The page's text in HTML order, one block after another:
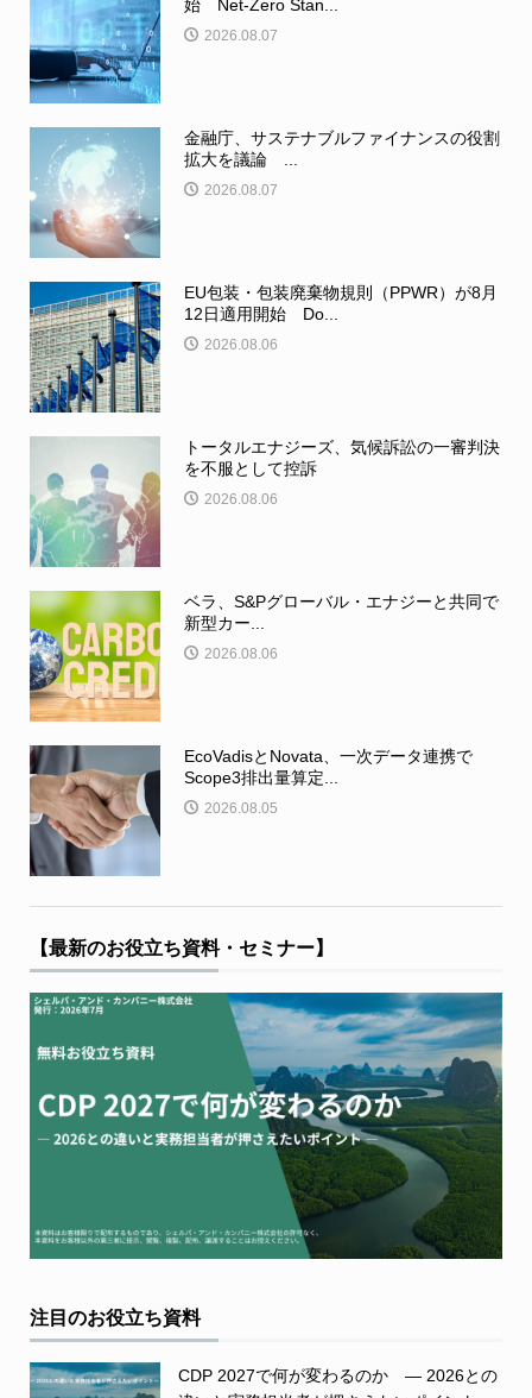
始 Net-Zero Stan...
2026.08.07
金融庁、サステナブルファイナンスの役割
拡大を議論 ...
2026.08.07
EU包装・包装廃棄物規則（PPWR）が8月
12日適用開始 Do...
2026.08.06
トータルエナジーズ、気候訴訟の一審判決
を不服として控訴
2026.08.06
ベラ、S&Pグローバル・エナジーと共同で
新型カー...
2026.08.06
EcoVadisとNovata、一次データ連携で
Scope3排出量算定...
2026.08.05
【最新のお役立ち資料・セミナー】
注目のお役立ち資料
CDP 2027で何が変わるのか ― 2026との